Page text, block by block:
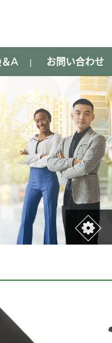
A | お問い合わせ